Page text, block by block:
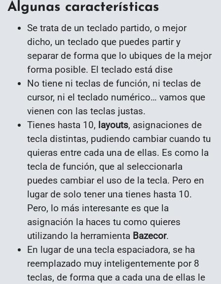
Algunas características
Se trata de un teclado partido, o mejor
dicho, un teclado que puedes partir y
separar de forma que lo ubiques de la mejor
forma posible. El teclado está dise
No tiene ni teclas de función, ni teclas de
cursor, ni el teclado numérico… vamos que
vienen con las teclas justas.
Tienes hasta 10, layouts, asignaciones de
tecla distintas, pudiendo cambiar cuando tu
quieras entre cada una de ellas. Es como la
tecla de función, que al seleccionarla
puedes cambiar el uso de la tecla. Pero en
lugar de solo tener una tienes hasta 10.
Pero, lo más interesante es que la
asignación la haces tu como quieres
utilizando la herramienta Bazecor.
En lugar de una tecla espaciadora, se ha
reemplazado muy inteligentemente por 8
teclas, de forma que a cada una de ellas le